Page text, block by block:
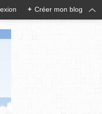
+ Créer mon blog